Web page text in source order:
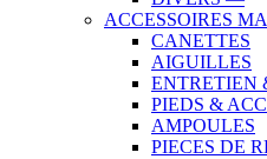
ACCESSOIRES
CANETTES
AIGUILLES
ENTRETIEN
PIEDS &
AMPOULES
PIECES DE